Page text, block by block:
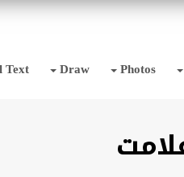
Photos
Draw
Text